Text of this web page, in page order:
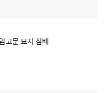
고문 묘지 참배